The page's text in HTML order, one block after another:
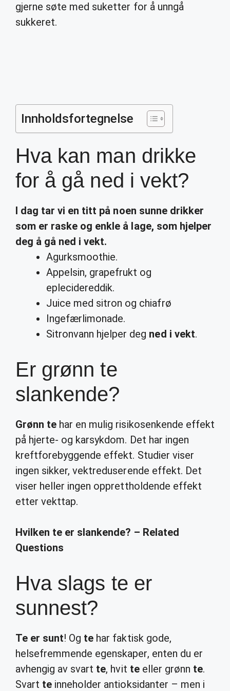
gjerne søte med suketter for å unngå
sukkeret.
Innholdsfortegnelse
Hva kan man drikke
for å gå ned i vekt?
I dag tar vi en titt på noen sunne drikker
som er raske og enkle å lage, som hjelper
deg å gå ned i vekt.
Agurksmoothie.
Appelsin, grapefrukt og
eplecidereddik.
Juice med sitron og chiafrø
Ingefærlimonade.
Sitronvann hjelper deg ned i vekt.
Er grønn te
slankende?
Grønn te har en mulig risikosenkende effekt
på hjerte- og karsykdom. Det har ingen
kreftforebyggende effekt. Studier viser
ingen sikker, vektreduserende effekt. Det
viser heller ingen opprettholdende effekt
etter vekttap.
Hvilken te er slankende? – Related
Questions
Hva slags te er
sunnest?
Te er sunt! Og te har faktisk gode,
helsefremmende egenskaper, enten du er
avhengig av svart te, hvit teeller grønn te.
Svart te inneholder antioksidanter – men i